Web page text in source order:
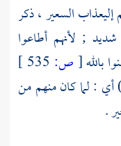
إلىعذاب السعير ، ذكر
; لأنهم أطاعوا
بالله[ص:
: لما كان منهم من
.